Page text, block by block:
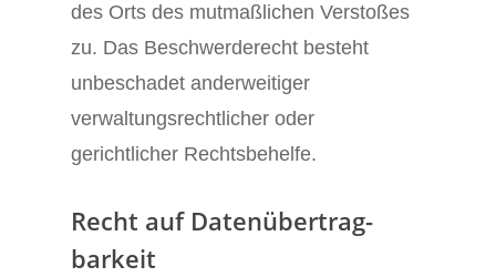
des Orts des mutmaßlichen Verstoßes
zu. Das Beschwerderecht besteht
unbeschadet anderweitiger
verwaltungsrechtlicher oder
gerichtlicher Rechtsbehelfe.
Recht auf Daten­übertrag­
barkeit